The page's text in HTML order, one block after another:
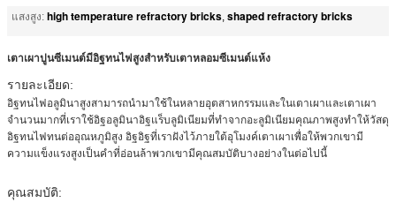
แสงสูง: high temperature refractory bricks, shaped refractory bricks
เตาเผาปูนซีเมนต์มีอิฐทนไฟสูงสำหรับเตาหลอมซีเมนต์แห้ง
รายละเอียด:
อิฐทนไฟอลูมินาสูงสามารถนำมาใช้ในหลายอุตสาหกรรมและในเตาเผาและเตาเผา
จำนวนมากที่เราใช้อิฐอลูมินาอิฐแร็บลูมิเนียมที่ทำจากอะลูมิเนียมคุณภาพสูงทำให้วัสดุ
อิฐทนไฟทนต่ออุณหภูมิสูง อิฐอิฐที่เราฝังไว้ภายใต้อุโมงค์เตาเผาเพื่อให้พวกเขามี
ความแข็งแรงสูงเป็นคำที่อ่อนล้าพวกเขามีคุณสมบัติบางอย่างในต่อไปนี้
คุณสมบัติ: